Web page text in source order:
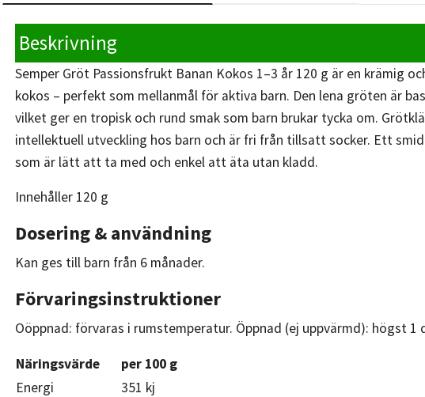
Beskrivning
Semper Gröt Passionsfrukt Banan Kokos 1–3 år 120 g är en krämig
kokos – perfekt som mellanmål för aktiva barn. Den lena gröten är
vilket ger en tropisk och rund smak som barn brukar tycka om.
intellektuell utveckling hos barn och är fri från tillsatt socker. Ett
som är lätt att ta med och enkel att äta utan kladd.
Innehåller 120 g
Dosering & användning
Kan ges till barn från 6 månader.
Förvaringsinstruktioner
Oöppnad: förvaras i rumstemperatur. Öppnad (ej uppvärmd): högst 1
Näringsvärde
per 100 g
Energi
351 kj